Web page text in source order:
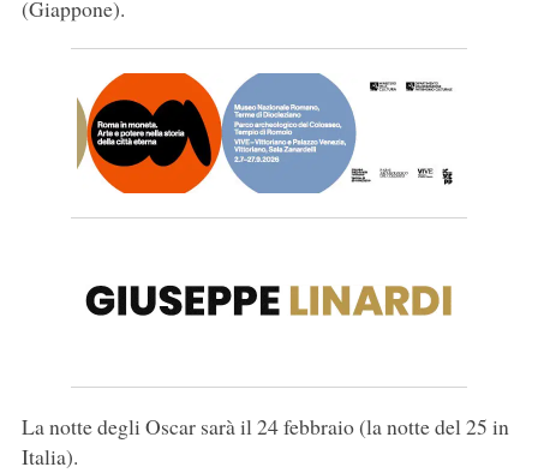
(Giappone).
La notte degli Oscar sarà il 24 febbraio (la notte del 25 in
Italia).